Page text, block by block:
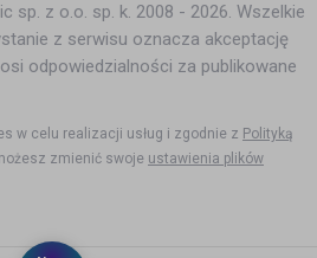
Spadki i strajki w całej Norwegii, zrób
badanie bo zostaniesz bez lekarza i
Filmy instruktażowe
Bartek Karpowski
sp. z o.o. sp. k. 2008 - 2026. Wszelkie
z serwisu oznacza akceptację
odpowiedzialności za publikowane
w celu realizacji usług i zgodnie z Polityką
zmienić swoje ustawienia plików